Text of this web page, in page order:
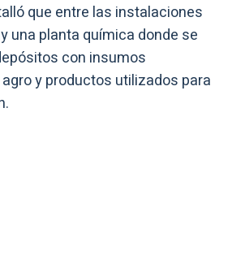
que entre las instalaciones
una planta química donde se
con insumos
y productos utilizados para